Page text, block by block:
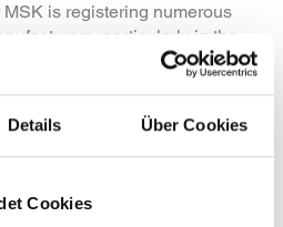
Details Über Cookies
Cookies
is registering numerous
particularly in the
for load securing, MSK
by the use of the thinnest